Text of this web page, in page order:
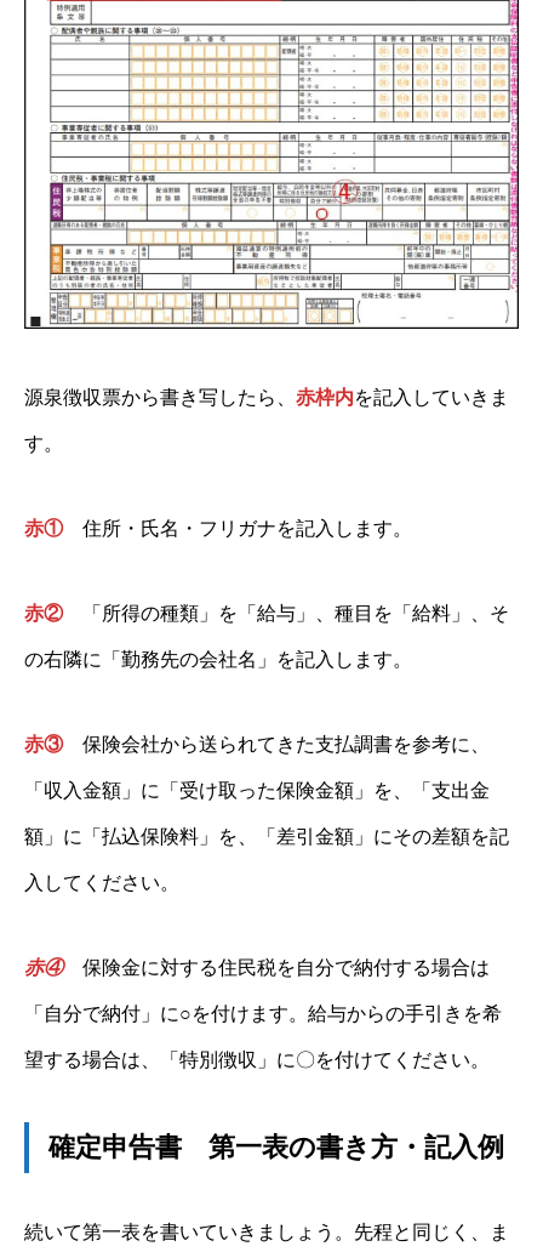
源泉徴収票から書き写したら、 赤枠内を記入していきま
す。
赤①住所・氏名・フリガナを記入します。
赤②「所得の種類」を「給与」、種目を「給料」、そ
の右隣に「勤務先の会社名」を記入します。
赤③保険会社から送られてきた支払調書を参考に、
「収入金額」に「受け取った保険金額」を、「支出金
額」に「払込保険料」を、「差引金額」にその差額を記
入してください。
赤④保険金に対する住民税を自分で納付する場合は
「自分で納付」に○を付けます。給与からの手引きを希
望する場合は、「特別徴収」に〇を付けてください。
確定申告書 第一表の書き方・記入例
続いて第一表を書いていきましょう。先程と同じく、ま